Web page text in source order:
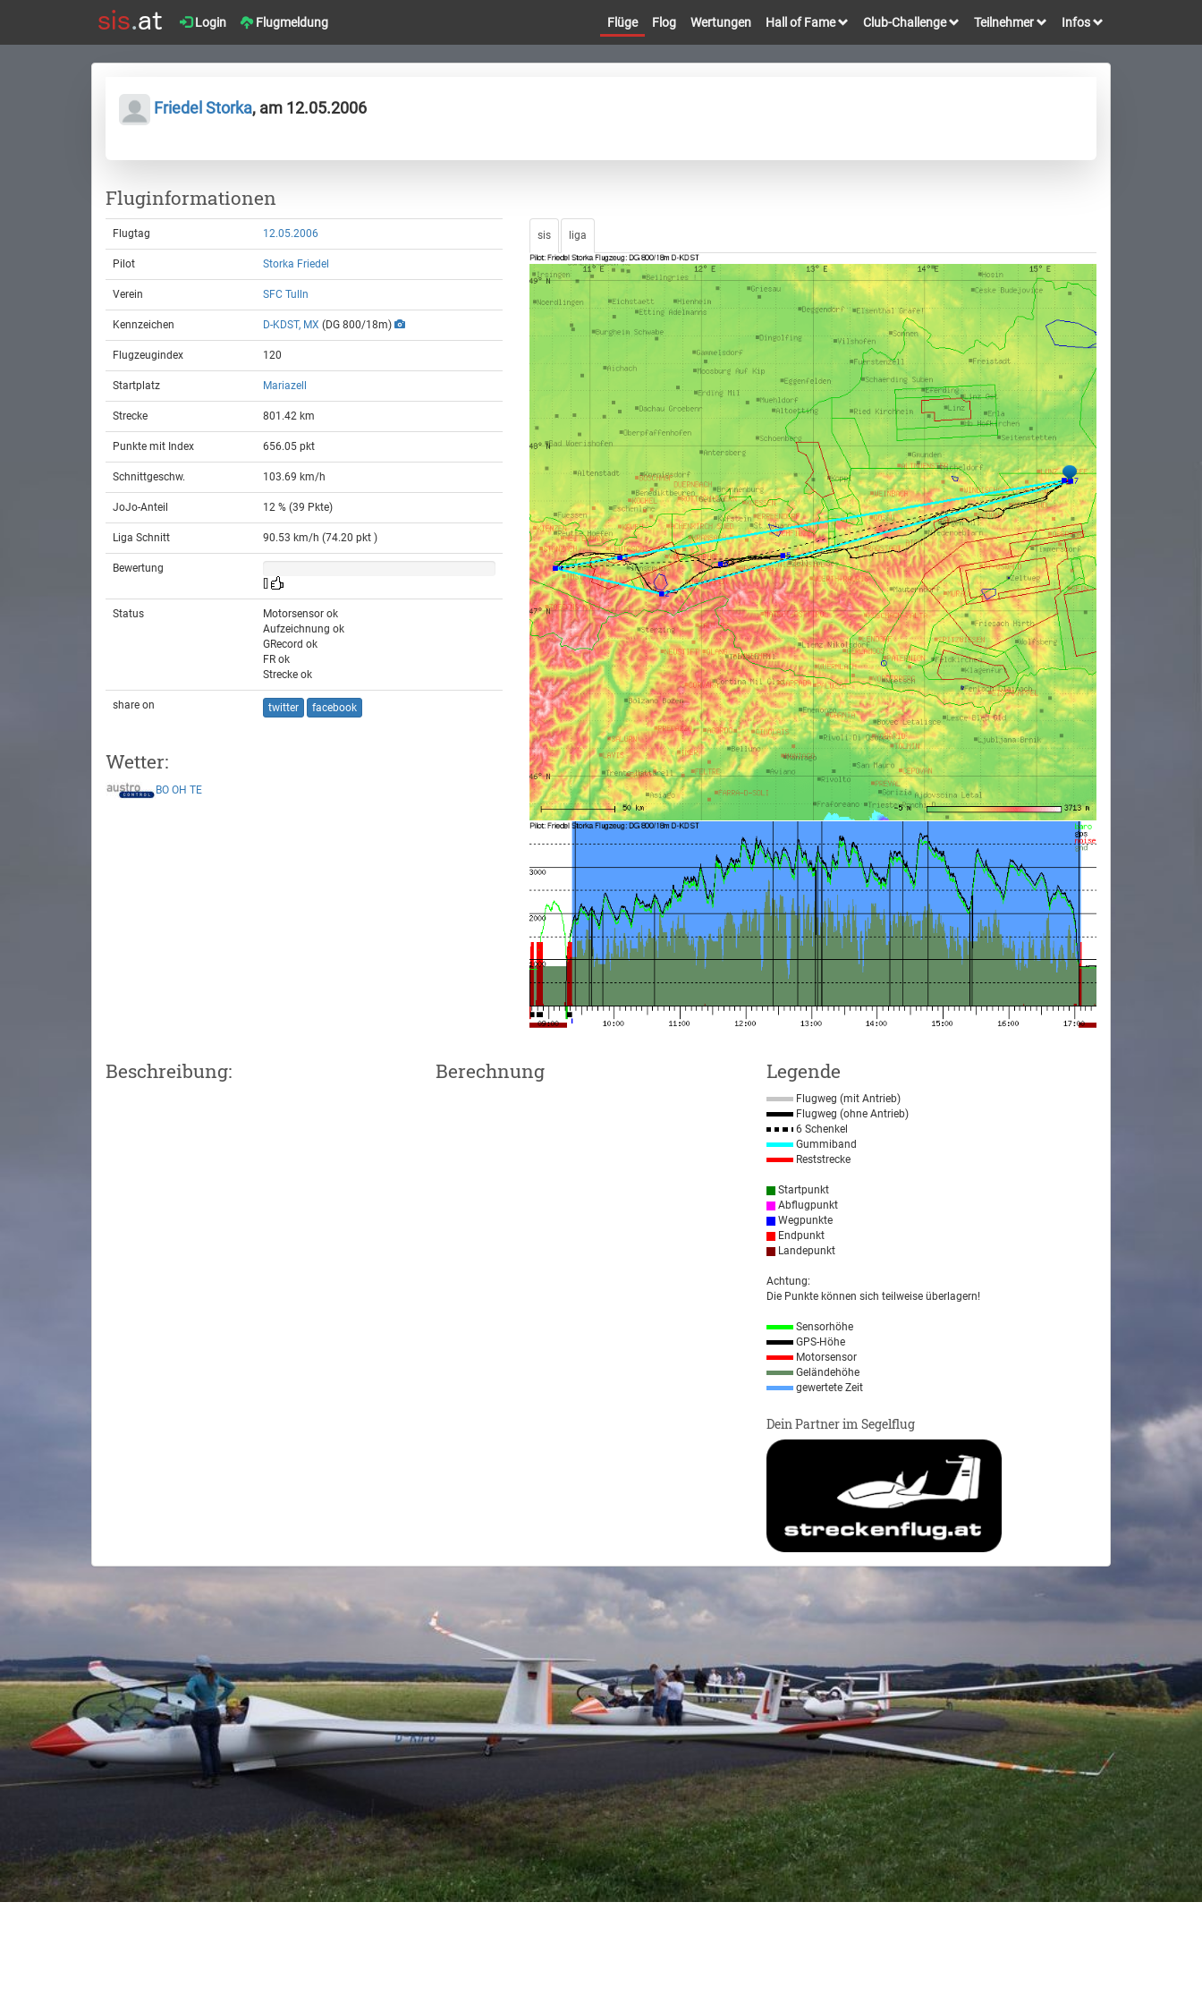
Login Flugmeldung Flüge Flog Wertungen Hall of Fame Club-Challenge Teilnehmer Infos
Friedel Storka, am 12.05.2006
Fluginformationen
Flugtag 12.05.2006
Pilot Storka Friedel
Verein SFC Tulln
Kennzeichen D-KDST, MX (DG 800/18m)
Flugzeugindex 120
Startplatz Mariazell
Strecke 801.42 km
Punkte mit Index 656.05 pkt
Schnittgeschw. 103.69 km/h
JoJo-Anteil 12 % (39 Pkte)
Liga Schnitt 90.53 km/h (74.20 pkt )
Bewertung
[]
Status
Motorsensor ok
Aufzeichnung ok
GRecord ok
FR ok
Strecke ok
share on twitter facebook
Wetter:
BO OH TE
sis liga
Beschreibung: Berechnung Legende
Flugweg (mit Antrieb)
Flugweg (ohne Antrieb)
6 Schenkel
Gummiband
Reststrecke
Startpunkt
Abflugpunkt
Wegpunkte
Endpunkt
Landepunkt
Achtung:
Die Punkte können sich teilweise überlagern!
Sensorhöhe
GPS-Höhe
Motorsensor
Geländehöhe
gewertete Zeit
Dein Partner im Segelflug